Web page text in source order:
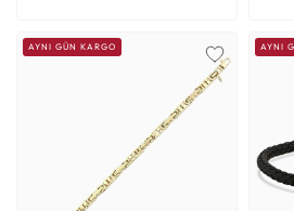
AYNI GÜN KARGO AYNI